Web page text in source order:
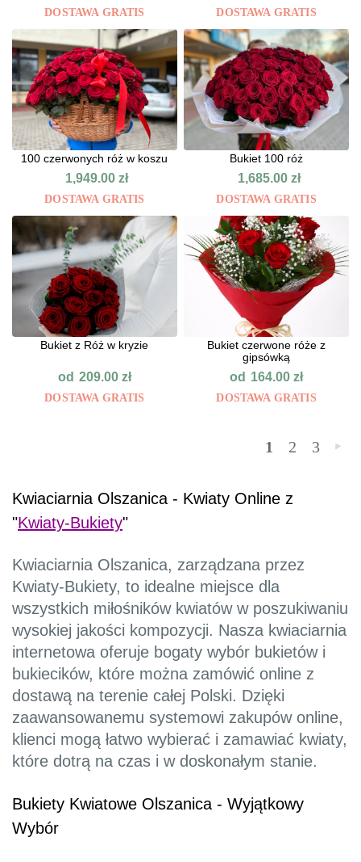
DOSTAWA GRATIS DOSTAWA GRATIS
100 czerwonych róż w koszu
1,949.00zł
DOSTAWA GRATIS
Bukiet 100 róż
1,685.00 zł
DOSTAWA GRATIS
Bukiet z Róż w kryzie
od 209.00 zł
DOSTAWA GRATIS
Bukiet czerwone róże z
gipsówką
od 164.00zł
DOSTAWA GRATIS
1 2 3 »
Kwiaciarnia Olszanica - Kwiaty Online z
"Kwiaty-Bukiety"
Kwiaciarnia Olszanica, zarządzana przez
Kwiaty-Bukiety, to idealne miejsce dla
wszystkich miłośników kwiatów w poszukiwaniu
wysokiej jakości kompozycji. Nasza kwiaciarnia
internetowa oferuje bogaty wybór bukietów i
bukiecików, które można zamówić online z
dostawą na terenie całej Polski. Dzięki
zaawansowanemu systemowi zakupów online,
klienci mogą łatwo wybierać i zamawiać kwiaty,
które dotrą na czas i w doskonałym stanie.
Bukiety Kwiatowe Olszanica - Wyjątkowy
Wybór